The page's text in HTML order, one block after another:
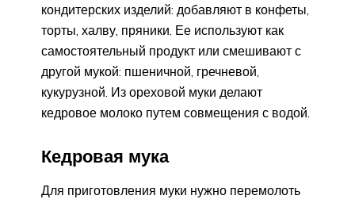
кондитерских изделий: добавляют в конфеты,
торты, халву, пряники. Ее используют как
самостоятельный продукт или смешивают с
другой мукой: пшеничной, гречневой,
кукурузной. Из ореховой муки делают
кедровое молоко путем совмещения с водой.
Кедровая мука
Для приготовления муки нужно перемолоть